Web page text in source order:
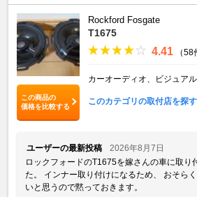
この商品の
価格を比較する
Rockford Fosgate
T1675
4.41 （58
カーオーディオ、ビジュアル
このカテゴリの取付店を探す
ユーザーの最新投稿
2026年8月7日
ロックフォードのT1675を嫁さんの車に取り
た。 インナー取り付けになるため、 おそら
いと思うので黙っておきます。